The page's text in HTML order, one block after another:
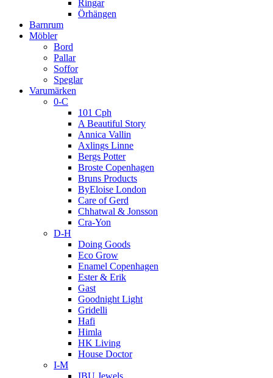
Ringar
Örhängen
Barnrum
Möbler
Bord
Pallar
Soffor
Speglar
Varumärken
0-C
101 Cph
A Beautiful Story
Annica Vallin
Axlings Linne
Bergs Potter
Broste Copenhagen
Bruns Products
ByEloise London
Care of Gerd
Chhatwal & Jonsson
Cra-Yon
D-H
Doing Goods
Eco Grow
Enamel Copenhagen
Ester & Erik
Gast
Goodnight Light
Gridelli
Hafi
Himla
HK Living
House Doctor
I-M
IBU Jewels